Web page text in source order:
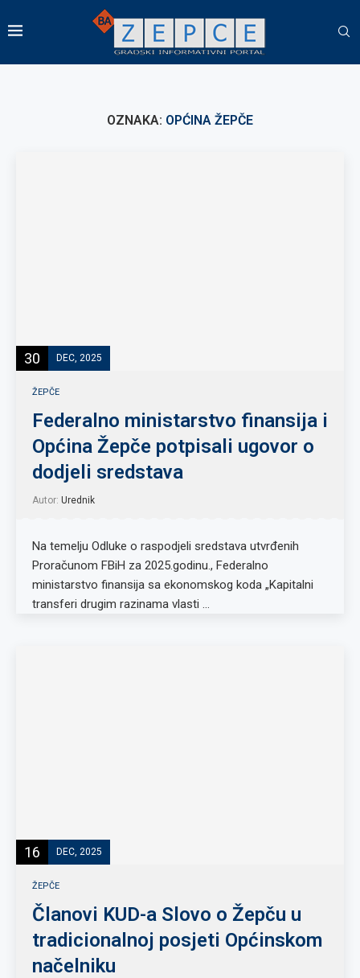
OZNAKA: OPĆINA ŽEPČE
30 DEC, 2025
ŽEPČE
Federalno ministarstvo finansija i
Općina Žepče potpisali ugovor o
dodjeli sredstava
Autor: Urednik
Na temelju Odluke o raspodjeli sredstava utvrđenih
Proračunom FBiH za 2025.godinu., Federalno
ministarstvo finansija sa ekonomskog koda „Kapitalni
transferi drugim razinama vlasti …
16 DEC, 2025
ŽEPČE
Članovi KUD-a Slovo o Žepču u
tradicionalnoj posjeti Općinskom
načelniku